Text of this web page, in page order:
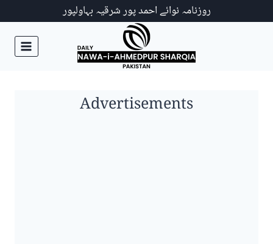
روزنامہ نوائے احمد پور شرقیہ بہاولپور
Advertisements